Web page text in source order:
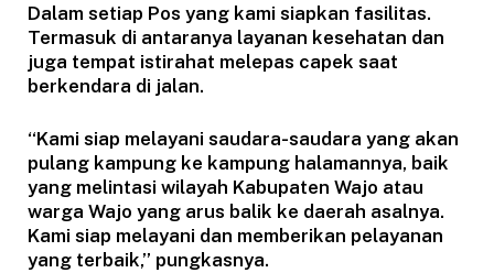
Dalam setiap Pos yang kami siapkan fasilitas.
Termasuk di antaranya layanan kesehatan dan
juga tempat istirahat melepas capek saat
berkendara di jalan.
“Kami siap melayani saudara-saudara yang akan
pulang kampung ke kampung halamannya, baik
yang melintasi wilayah Kabupaten Wajo atau
warga Wajo yang arus balik ke daerah asalnya.
Kami siap melayani dan memberikan pelayanan
yang terbaik,” pungkasnya.